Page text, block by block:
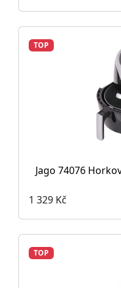
TOP
Jago 74076
1 329 Kč
TOP